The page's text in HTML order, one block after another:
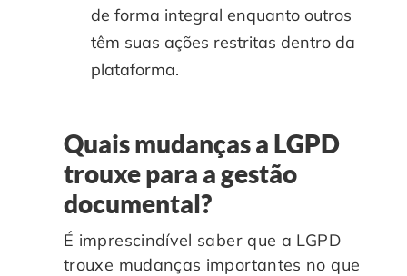
de forma integral enquanto outros
têm suas ações restritas dentro da
plataforma.
Quais mudanças a LGPD
trouxe para a gestão
documental?
É imprescindível saber que a LGPD
trouxe mudanças importantes no que